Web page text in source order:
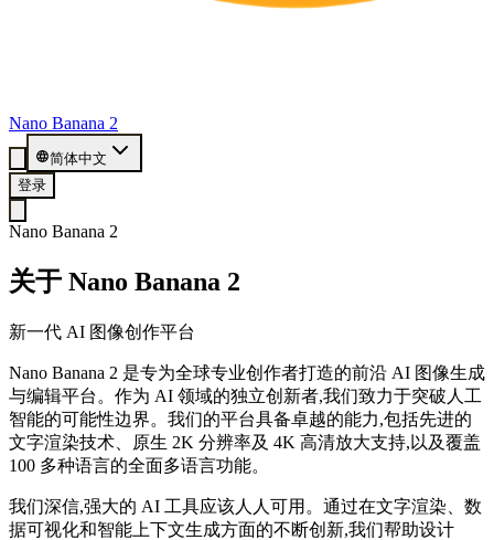
Nano Banana 2
简体中文
登录
Nano Banana 2
关于 Nano Banana 2
新一代 AI 图像创作平台
Nano Banana 2 是专为全球专业创作者打造的前沿 AI 图像生成
与编辑平台。作为 AI 领域的独立创新者,我们致力于突破人工
智能的可能性边界。我们的平台具备卓越的能力,包括先进的
文字渲染技术、原生 2K 分辨率及 4K 高清放大支持,以及覆盖
100 多种语言的全面多语言功能。
我们深信,强大的 AI 工具应该人人可用。通过在文字渲染、数
据可视化和智能上下文生成方面的不断创新,我们帮助设计